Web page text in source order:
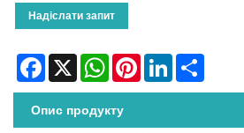
Надіслати запит
Facebook
X WhatsAppPinterestLinkedIn
Опис продукту